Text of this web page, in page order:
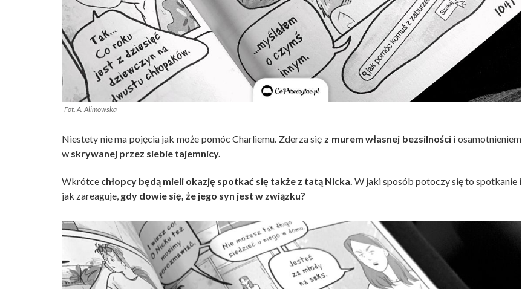
Fot. A. Alimowska
Niestety nie ma pojęcia jak może pomóc Charliemu. Zderza się z murem własnej bezsilnościi osamotnieniem
w skrywanej przez siebie tajemnicy.
Wkrótce chłopcy będą mieli okazję spotkać się także z tatą Nicka. W jaki sposób potoczy się to spotkanie i
jak zareaguje, gdy dowie się, że jego syn jest w związku?